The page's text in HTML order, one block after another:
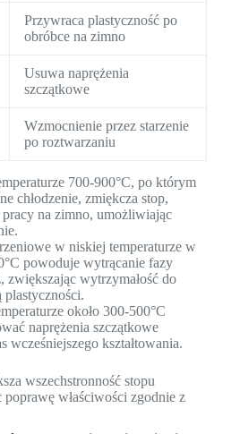
Przywraca plastyczność po
obróbce na zimno
Usuwa naprężenia
szczątkowe
Wzmocnienie przez starzenie
po roztwarzaniu
700-900°C, po którym
chłodzenie, zmiękcza stop,
na zimno, umożliwiając
w niskiej temperaturze w
powoduje wytrącanie fazy
zwiększając wytrzymałość do
plastyczności.
około 300-500°C
naprężenia szczątkowe
wcześniejszego kształtowania.
wszechstronność stopu
właściwości zgodnie z